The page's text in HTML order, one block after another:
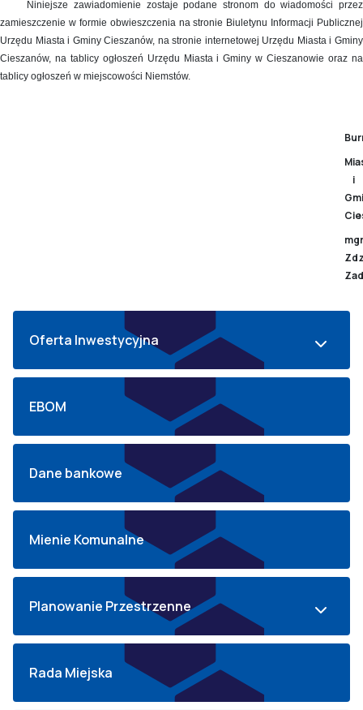
Niniejsze zawiadomienie zostaje podane stronom do wiadomości przez
zamieszczenie w formie obwieszczenia na stronie Biuletynu Informacji Publicznej
Urzędu Miasta i Gminy Cieszanów, na stronie internetowej Urzędu Miasta i Gminy
Cieszanów, na tablicy ogłoszeń Urzędu Miasta i Gminy w Cieszanowie oraz na
tablicy ogłoszeń w miejscowości Niemstów.
i
mgr
Oferta Inwestycyjna
EBOM
Dane bankowe
Mienie Komunalne
Planowanie Przestrzenne
Rada Miejska